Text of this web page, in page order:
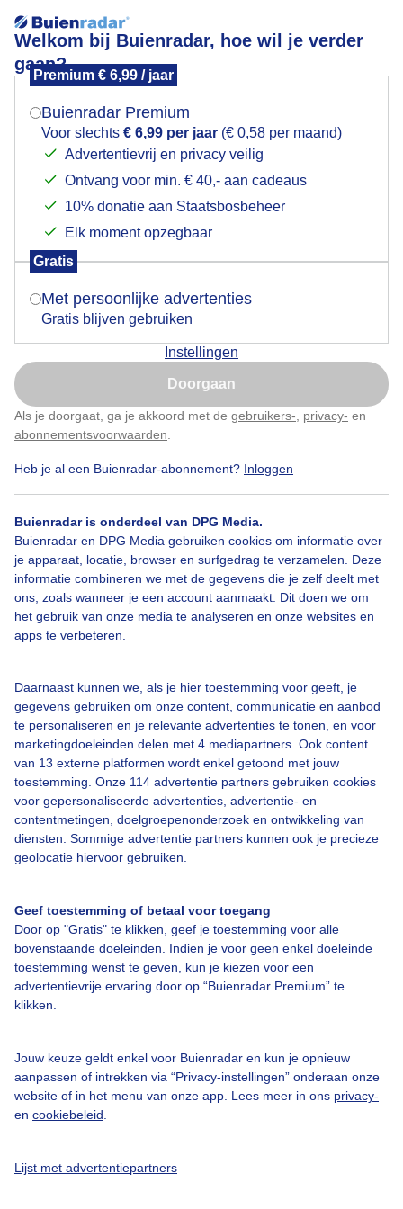
Welkom bij Buienradar, hoe wil je verder
gaan?
Premium € 6,99 / jaar
Buienradar Premium
Voor slechts € 6,99 per jaar (€ 0,58 per maand)
Advertentievrij en privacy veilig
Ontvang voor min. € 40,- aan cadeaus
10% donatie aan Staatsbosbeheer
Elk moment opzegbaar
Gratis
Met persoonlijke advertenties
Gratis blijven gebruiken
Instellingen
Doorgaan
Als je doorgaat, ga je akkoord met de gebruikers- privacy- en
abonnementsvoorwaarden
Heb je al een Buienradar-abonnement? Inloggen
Buienradar is onderdeel van DPG Media.
Buienradar en DPG Media gebruiken cookies om informatie over
je apparaat, locatie, browser en surfgedrag te verzamelen. Deze
informatie combineren we met de gegevens die je zelf deelt met
ons, zoals wanneer je een account aanmaakt. Dit doen we om
het gebruik van onze media te analyseren en onze websites en
apps te verbeteren.
Daarnaast kunnen we, als je hier toestemming voor geeft, je
gegevens gebruiken om onze content, communicatie en aanbod
te personaliseren en je relevante advertenties te tonen, en voor
marketingdoeleinden delen met 4 mediapartners. Ook content
van 13 externe platformen wordt enkel getoond met jouw
toestemming. Onze 114 advertentie partners gebruiken cookies
voor gepersonaliseerde advertenties, advertentie- en
contentmetingen, doelgroepenonderzoek en ontwikkeling van
diensten. Sommige advertentie partners kunnen ook je precieze
geolocatie hiervoor gebruiken.
Geef toestemming of betaal voor toegang
Door op "Gratis" te klikken, geef je toestemming voor alle
bovenstaande doeleinden. Indien je voor geen enkel doeleinde
toestemming wenst te geven, kun je kiezen voor een
advertentievrije ervaring door op “Buienradar Premium” te
klikken.
Jouw keuze geldt enkel voor Buienradar en kun je opnieuw
aanpassen of intrekken via “Privacy-instellingen” onderaan onze
website of in het menu van onze app. Lees meer in ons privacy-
en cookiebeleid
Lijst met advertentiepartners
Een lekkere fris duik of een rondje met fiets
Vanmorgen De één zwemt een rondje de de sloot en de
andere gaat eropuit op de fiets
Door: Dilia van Zon Gemaakt: 01-05-2026, 84x bekeken
Zwemster Fietsers Eropuit
Bekijk slideshow
Een moment geduld aub...
Bedrijfsgegevens
Veelgestelde vragen
Contact
Gebruikersvoorwaarden
Adverteren
Mogen we je locatie gebruiken voor het
Indien je hier nog geen akkoord op hebt gegeven,
verschijnt er zo een pop-up uit je browser waarin
Is goed, toon de popup
Nu niet, misschien later
Klik hierom dit aan te passen